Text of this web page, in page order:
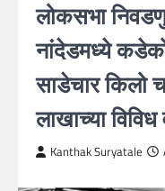
लोकसभा
नांदेडमध्ये
साडेचार किलो
लाखाच्या
Kanthak Suryatale